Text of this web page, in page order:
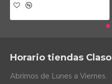
Horario tiendas Claso
Abrimos de Lunes a Viernes.